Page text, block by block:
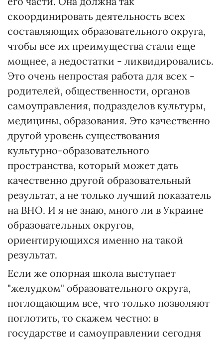
скоординировать деятельность всех
составляющих образовательного округа,
чтобы все их преимущества стали еще
мощнее, а недостатки - ликвидировались.
Это очень непростая работа для всех -
родителей, общественности, органов
самоуправления, подразделов культуры,
медицины, образования. Это качественно
другой уровень существования
культурно-образовательного
пространства, который может дать
качественно другой образовательный
результат, а не только лучший показатель
на ВНО. И я не знаю, много ли в Украине
образовательных округов,
ориентирующихся именно на такой
результат.
Если же опорная школа выступает
"желудком" образовательного округа,
поглощающим все, что только позволяют
поглотить, то скажем честно: в
государстве и самоуправлении сегодня